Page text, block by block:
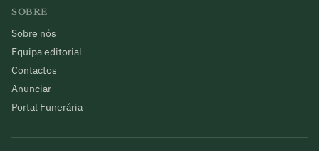
SOBRE
Sobre nós
Equipa editorial
Contactos
Anunciar
Portal Funerária